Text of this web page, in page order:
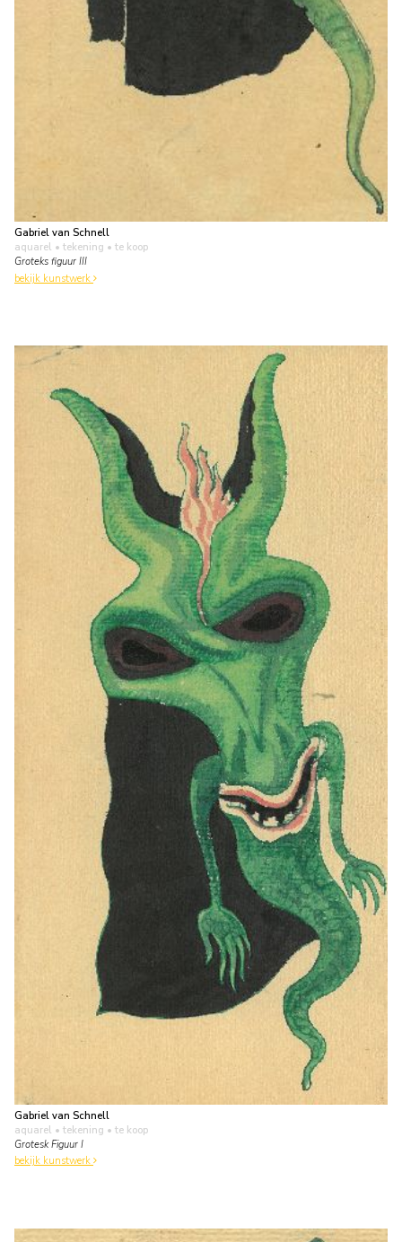
Gabriel van Schnell
aquarel • tekening • te koop
Groteks figuur III
bekijk kunstwerk
Gabriel van Schnell
aquarel • tekening • te koop
Grotesk Figuur I
bekijk kunstwerk